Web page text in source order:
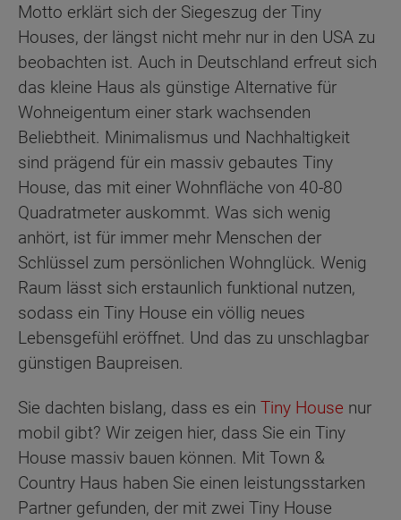
Motto erklärt sich der Siegeszug der Tiny
Houses, der längst nicht mehr nur in den USA zu
beobachten ist. Auch in Deutschland erfreut sich
das kleine Haus als günstige Alternative für
Wohneigentum einer stark wachsenden
Beliebtheit. Minimalismus und Nachhaltigkeit
sind prägend für ein massiv gebautes Tiny
House, das mit einer Wohnfläche von 40-80
Quadratmeter auskommt. Was sich wenig
anhört, ist für immer mehr Menschen der
Schlüssel zum persönlichen Wohnglück. Wenig
Raum lässt sich erstaunlich funktional nutzen,
sodass ein Tiny House ein völlig neues
Lebensgefühl eröffnet. Und das zu unschlagbar
günstigen Baupreisen.
Sie dachten bislang, dass es ein Tiny House nur
mobil gibt? Wir zeigen hier, dass Sie ein Tiny
House massiv bauen können. Mit Town &
Country Haus haben Sie einen leistungsstarken
Partner gefunden, der mit zwei Tiny House